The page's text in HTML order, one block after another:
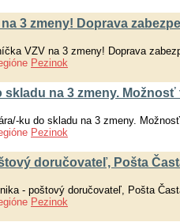
3 zmeny! Doprava
VZV na 3 zmeny! Doprava
Pezinok
skladu na 3 zmeny.
ku do skladu na 3 zmeny.
Pezinok
doručovateľ, Pošta
- poštový doručovateľ, Pošta
Pezinok